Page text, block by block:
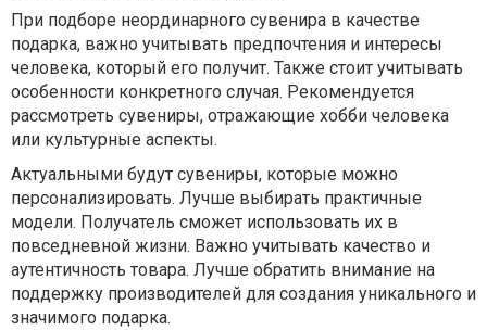
При подборе неординарного сувенира в качестве
подарка, важно учитывать предпочтения и интересы
человека, который его получит. Также стоит учитывать
особенности конкретного случая. Рекомендуется
рассмотреть сувениры, отражающие хобби человека
или культурные аспекты.
Актуальными будут сувениры, которые можно
персонализировать. Лучше выбирать практичные
модели. Получатель сможет использовать их в
повседневной жизни. Важно учитывать качество и
аутентичность товара. Лучше обратить внимание на
поддержку производителей для создания уникального и
значимого подарка.